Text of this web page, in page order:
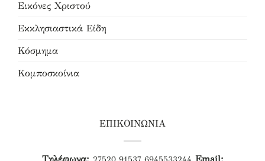
Εικόνες Χριστού
Εκκλησιαστικά Είδη
Κόσμημα
Κομποσκοίνια
ΕΠΙΚΟΙΝΩΝΙΑ